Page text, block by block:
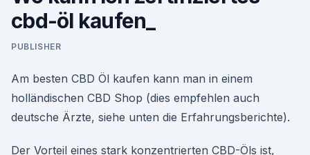
cbd-öl kaufen_
PUBLISHER
Am besten CBD Öl kaufen kann man in einem
holländischen CBD Shop (dies empfehlen auch
deutsche Ärzte, siehe unten die Erfahrungsberichte).
Der Vorteil eines stark konzentrierten CBD-Öls ist,